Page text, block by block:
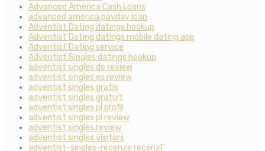
Advanced America Cash Loans
advanced america payday loan
Adventist Dating datings hookup
Adventist Dating datings mobile dating app
Adventist Dating service
Adventist Singles datings hookup
adventist singles de review
adventist singles es review
adventist singles gratis
adventist singles gratuit
adventist singles pl profil
adventist singles pl review
adventist singles review
adventist singles visitors
adventist-singles-recenze recenzГ­